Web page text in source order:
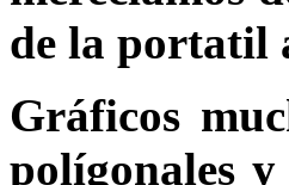
de la portatil
Gráficos
polígonales